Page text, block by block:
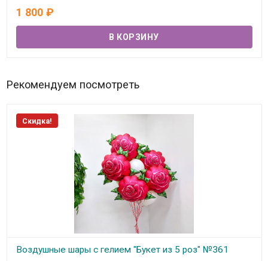
1 800 ₽
Рекомендуем посмотреть
Скидка!
Воздушные шары с гелием "Букет из 5 роз" №361